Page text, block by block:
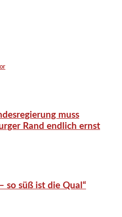
muss
Rand endlich ernst
so süß ist die Qual“